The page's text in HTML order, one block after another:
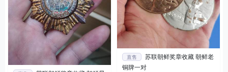
直售
苏联朝鲜奖章收藏 朝鲜老
铜牌一对